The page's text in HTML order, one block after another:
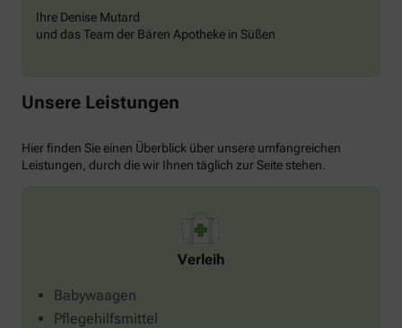
Ihre Denise Mutard
und das Team der Bären Apotheke in Süßen
Unsere Leistungen
Hier finden Sie einen Überblick über unsere umfangreichen
Leistungen, durch die wir Ihnen täglich zur Seite stehen.
Verleih
Babywaagen
Pflegehilfsmittel